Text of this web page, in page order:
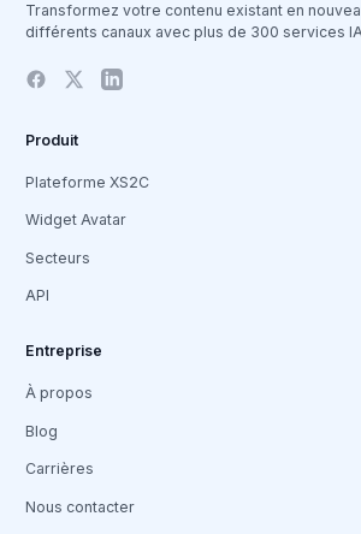
Transformez votre contenu existant en
différents canaux avec plus de 300 services
Produit
Plateforme XS2C
Widget Avatar
Secteurs
API
Entreprise
À propos
Blog
Carrières
Nous contacter